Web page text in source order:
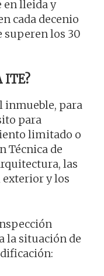
en lleida y
cada decenio
superen los 30
ITE?
inmueble, para
para
limitado o
Técnica de
las
exterior y los
la situación de